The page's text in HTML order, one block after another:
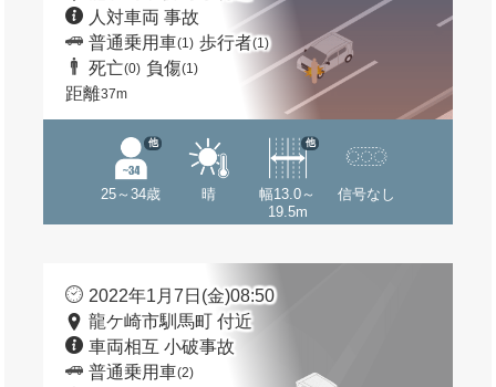
人対車両 事故
普通乗用車(1) 歩行者(1)
死亡(0) 負傷(1)
距離37m
25～34歳
他
晴
幅13.0～
19.5m
他
信号なし
2022年1月7日(金)08:50
龍ケ崎市馴馬町 付近
車両相互 小破事故
普通乗用車(2)